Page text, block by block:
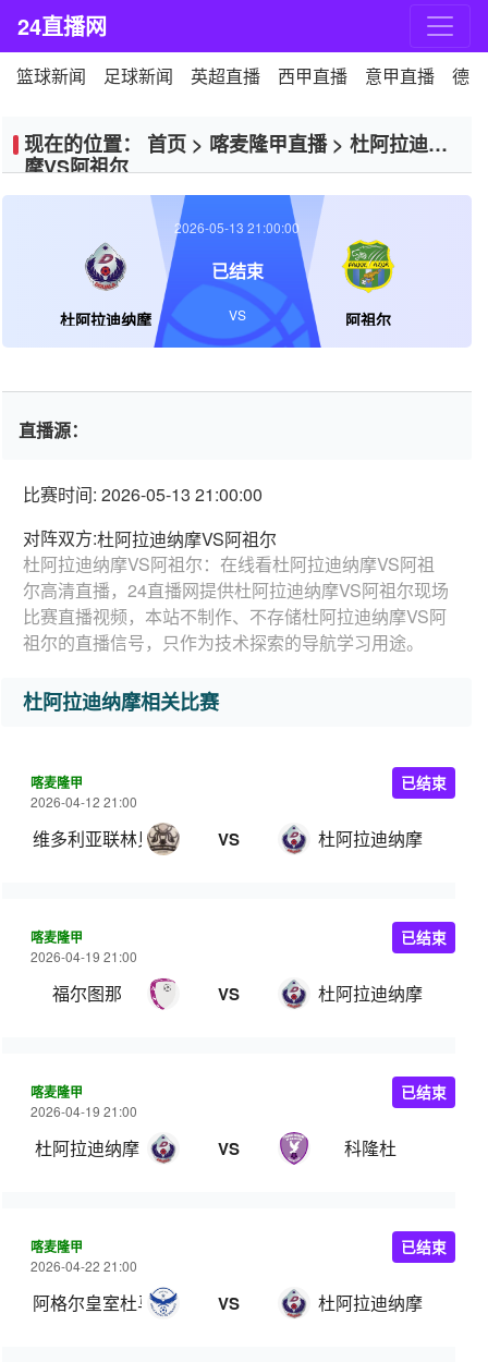
24直播网
篮球新闻 足球新闻 英超直播 西甲直播 意甲直播 德
现在的位置： 首页 > 喀麦隆甲直播> 杜阿拉迪纳
摩VS阿祖尔
杜阿拉迪纳摩 阿祖尔
2026-05-13 21:00:00
已结束
VS
直播源：
比赛时间: 2026-05-13 21:00:00
对阵双方:杜阿拉迪纳摩VS阿祖尔
杜阿拉迪纳摩VS阿祖尔：在线看杜阿拉迪纳摩VS阿祖
尔高清直播，24直播网提供杜阿拉迪纳摩VS阿祖尔现场
比赛直播视频，本站不制作、不存储杜阿拉迪纳摩VS阿
祖尔的直播信号，只作为技术探索的导航学习用途。
杜阿拉迪纳摩相关比赛
喀麦隆甲
2026-04-12 21:00
维多利亚联林贝 VS 杜阿拉迪纳摩
已结束
喀麦隆甲
2026-04-19 21:00
福尔图那 VS 杜阿拉迪纳摩
已结束
喀麦隆甲
2026-04-19 21:00
杜阿拉迪纳摩 VS 科隆杜
已结束
喀麦隆甲
2026-04-22 21:00
阿格尔皇室杜马 VS 杜阿拉迪纳摩
已结束